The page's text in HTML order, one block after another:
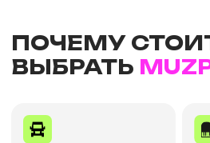
ПОЧЕМУ
ВЫБРАТЬ